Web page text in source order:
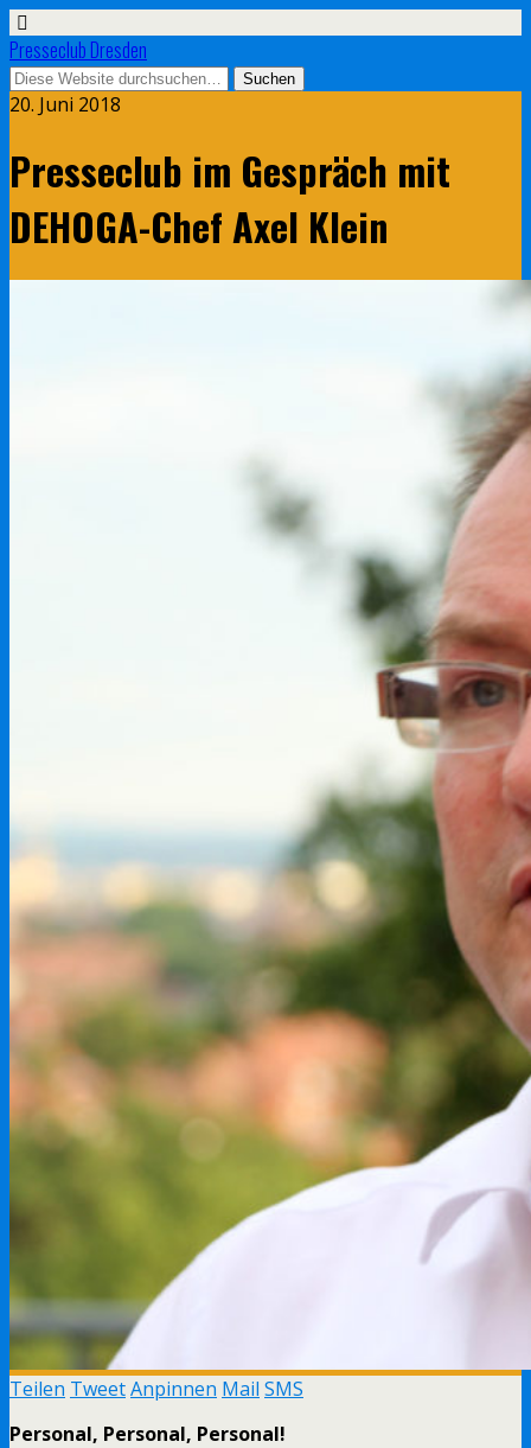
Presseclub Dresden
20. Juni 2018
Presseclub im Gespräch mit
DEHOGA-Chef Axel Klein
Teilen TweetAnpinnen Mail SMS
Personal, Personal, Personal!